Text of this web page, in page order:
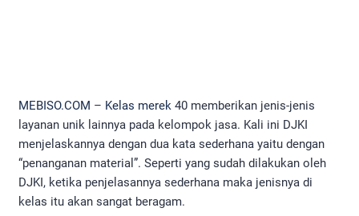
MEBISO.COM – Kelas merek 40 memberikan jenis-jenis
layanan unik lainnya pada kelompok jasa. Kali ini DJKI
menjelaskannya dengan dua kata sederhana yaitu dengan
“penanganan material”. Seperti yang sudah dilakukan oleh
DJKI, ketika penjelasannya sederhana maka jenisnya di
kelas itu akan sangat beragam.